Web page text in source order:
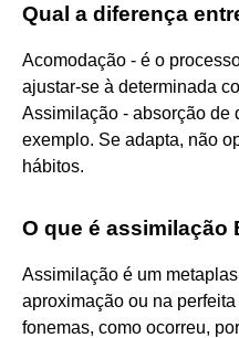
Qual a diferença
Acomodação - é o
ajustar-se à determinada
Assimilação - absorção de
exemplo. Se adapta, não
hábitos.
O que é assimilação
Assimilação é um
aproximação ou na
fonemas, como ocorreu,